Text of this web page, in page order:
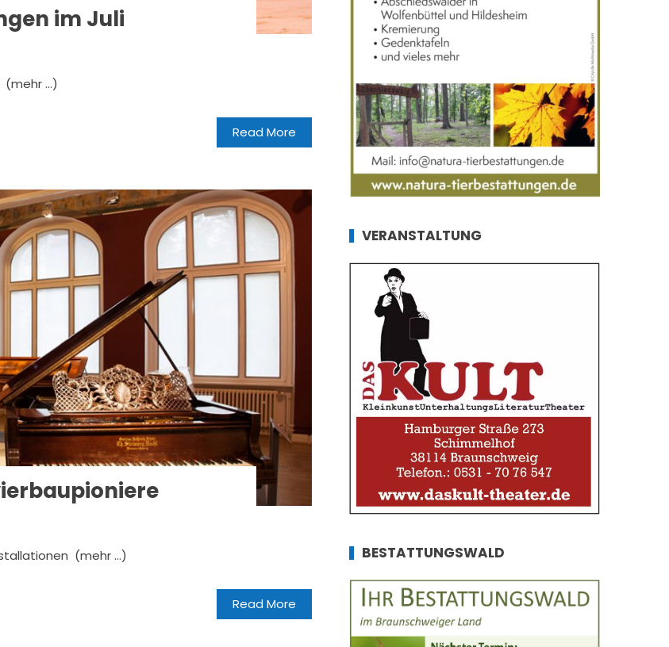
im Juli
(mehr …)
Read More
(mehr …)
Read More
VERANSTALTUNG
BESTATTUNGSWALD